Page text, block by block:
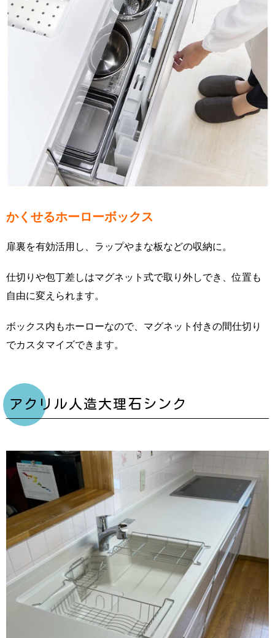
かくせるホーローボックス
扉裏を有効活用し、ラップやまな板などの収納に。
仕切りや包丁差しはマグネット式で取り外しでき、位置も
自由に変えられます。
ボックス内もホーローなので、マグネット付きの間仕切り
でカスタマイズできます。
アクリル人造大理石シンク